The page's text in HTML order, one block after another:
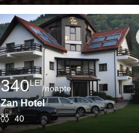
340LEI
/noapte
Zan Hotel
40